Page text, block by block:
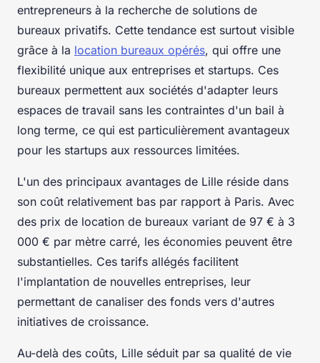
entrepreneurs à la recherche de solutions de
bureaux privatifs. Cette tendance est surtout visible
grâce à la location bureaux opérés, qui offre une
flexibilité unique aux entreprises et startups. Ces
bureaux permettent aux sociétés d'adapter leurs
espaces de travail sans les contraintes d'un bail à
long terme, ce qui est particulièrement avantageux
pour les startups aux ressources limitées.
L'un des principaux avantages de Lille réside dans
son coût relativement bas par rapport à Paris. Avec
des prix de location de bureaux variant de 97 € à 3
000 € par mètre carré, les économies peuvent être
substantielles. Ces tarifs allégés facilitent
l'implantation de nouvelles entreprises, leur
permettant de canaliser des fonds vers d'autres
initiatives de croissance.
Au-delà des coûts, Lille séduit par sa qualité de vie